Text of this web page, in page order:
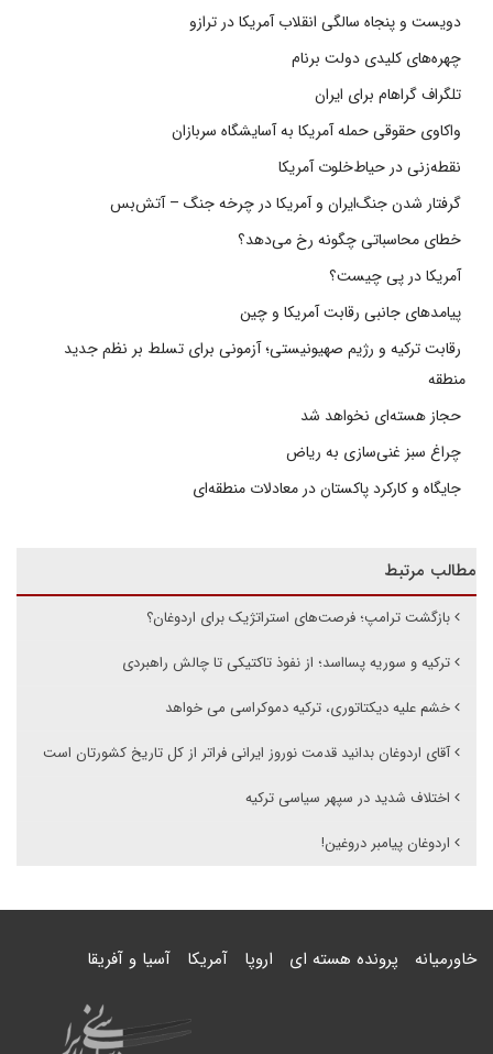
دویست و پنجاه سالگی انقلاب آمریکا در ترازو
چهره‌های کلیدی دولت برنام
تلگراف گراهام برای ایران
واکاوی حقوقی حمله آمریکا به آسایشگاه سربازان
نقطه‌زنی در حیاط‌خلوت آمریکا
گرفتار شدن جنگ‌ایران و آمریکا در چرخه جنگ – آتش‌بس
خطای محاسباتی چگونه رخ می‌دهد؟
آمریکا در پی چیست؟
پیامدهای جانبی رقابت آمریکا و چین
رقابت ترکیه و رژیم صهیونیستی؛ آزمونی برای تسلط بر نظم جدید
منطقه
حجاز هسته‌ای نخواهد شد
چراغ سبز غنی‌سازی به ریاض
جایگاه و کارکرد پاکستان در معادلات منطقه‌ای
مطالب مرتبط
بازگشت ترامپ؛ فرصت‌های استراتژیک برای اردوغان؟
ترکیه و سوریه پسااسد؛ از نفوذ تاکتیکی تا چالش راهبردی
خشم علیه دیکتاتوری، ترکیه دموکراسی می خواهد
آقای اردوغان بدانید قدمت نوروز ایرانی فراتر از کل تاریخ کشورتان است
اختلاف شدید در سپهر سیاسی ترکیه
اردوغان پیامبر دروغین!
خاورمیانه پرونده هسته ای اروپا آمریکا آسیا و آفریقا